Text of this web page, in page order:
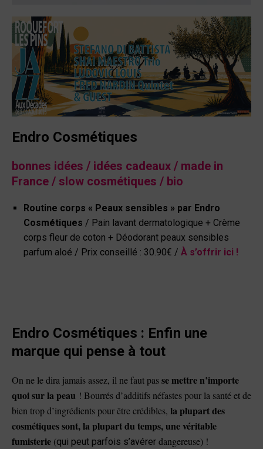
Endro Cosmétiques
bonnes idées / idées cadeaux / made in
France / slow cosmétiques / bio
Routine corps « Peaux sensibles » par Endro
Cosmétiques / Pain lavant dermatologique + Crème
corps fleur de coton + Déodorant peaux sensibles
parfum aloé / Prix conseillé : 30.90€ / À s’offrir ici !
Endro Cosmétiques : Enfin une
marque qui pense à tout
On ne le dira jamais assez, il ne faut passe mettre n’importe
quoi sur la peau ! Bourrés d’additifs néfastes pour la santé et de
bien trop d’ingrédients pour être crédibles, la plupart des
cosmétiques sont, la plupart du temps, une véritable
fumisterie (qui peut parfois s’avérer dangereuse) !